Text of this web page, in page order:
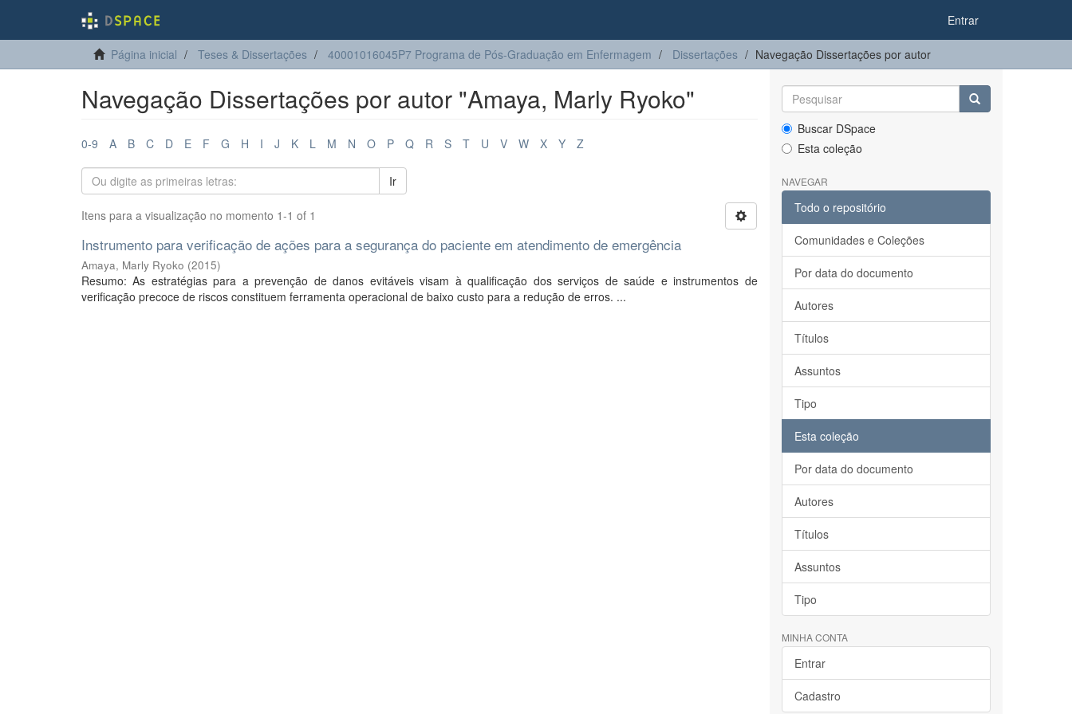
Entrar
Página inicial Teses & Dissertações 40001016045P7 Programa de Pós-Graduação em Enfermagem Dissertações Navegação Dissertações por autor
Navegação Dissertações por autor "Amaya, Marly Ryoko"
0-9 A B C D E F G H I J K L M N O P Q R S T U V W X Y Z
Ir
Itens para a visualização no momento 1-1 of 1
Instrumento para verificação de ações para a segurança do paciente em atendimento de emergência
Amaya, Marly Ryoko (2015)
Resumo: As estratégias para a prevenção de danos evitáveis visam à qualificação dos serviços de saúde e instrumentos de
verificação precoce de riscos constituem ferramenta operacional de baixo custo para a redução de erros. ...
Buscar DSpace
Esta coleção
NAVEGAR
Todo o repositório
Comunidades e Coleções
Por data do documento
Autores
Títulos
Assuntos
Tipo
Esta coleção
Por data do documento
Autores
Títulos
Assuntos
Tipo
MINHA CONTA
Entrar
Cadastro